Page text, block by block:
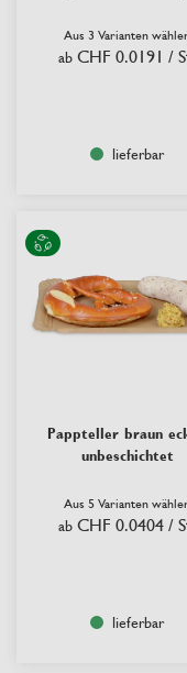
Aus 3 Varianten
ab CHF 0.0191 /
lieferbar
Pappteller braun
unbeschichtet
Aus 5 Varianten
ab CHF 0.0404 /
lieferbar